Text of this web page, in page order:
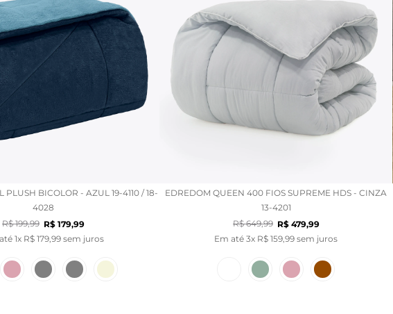
PLUSH BICOLOR - AZUL 19-4110 / 18-
4028
R$ 199,99 R$ 179,99
1x R$ 179, 99sem juros
EDREDOM QUEEN 400 FIOS SUPREME HDS - CINZA
13-4201
R$ 649,99 R$ 479,99
Em até 3x R$ 159 99 sem juros